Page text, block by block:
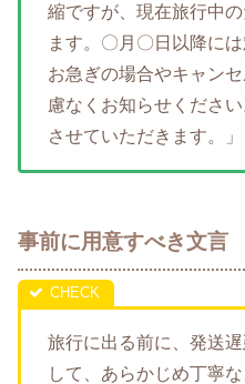
縮ですが、現在旅行中
ます。〇月〇日以降に
お急ぎの場合やキャン
慮なくお知らせくださ
させていただきます。」
事前に用意すべき文言
旅行に出る前に、発送
して、あらかじめ丁寧